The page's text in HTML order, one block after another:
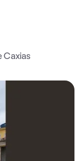
Caxias